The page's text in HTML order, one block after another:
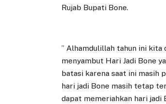
Rujab Bupati Bone.
” Alhamdulillah tahun ini
menyambut Hari Jadi Bone
batasi karena saat ini masih
hari jadi Bone masih tetap
dapat memeriahkan hari jadi